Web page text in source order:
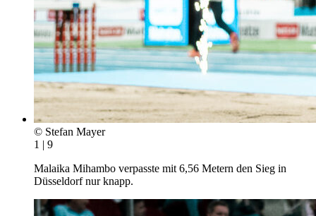
© Stefan Mayer
1 | 9
Malaika Mihambo verpasste mit 6,56 Metern den Sieg in
Düsseldorf nur knapp.